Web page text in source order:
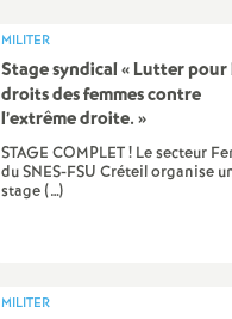
MILITER
Stage syndical «Lutter pour
droits des femmes contre
l’extrême droite.»
STAGE COMPLET ! Le secteur
du SNES-FSU Créteil organise
stage (…)
MILITER